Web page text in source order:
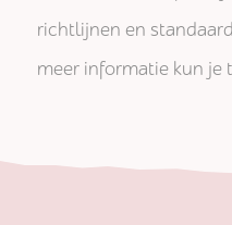
richtlijnen en
meer informatie kun je